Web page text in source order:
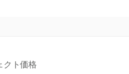
クト価格